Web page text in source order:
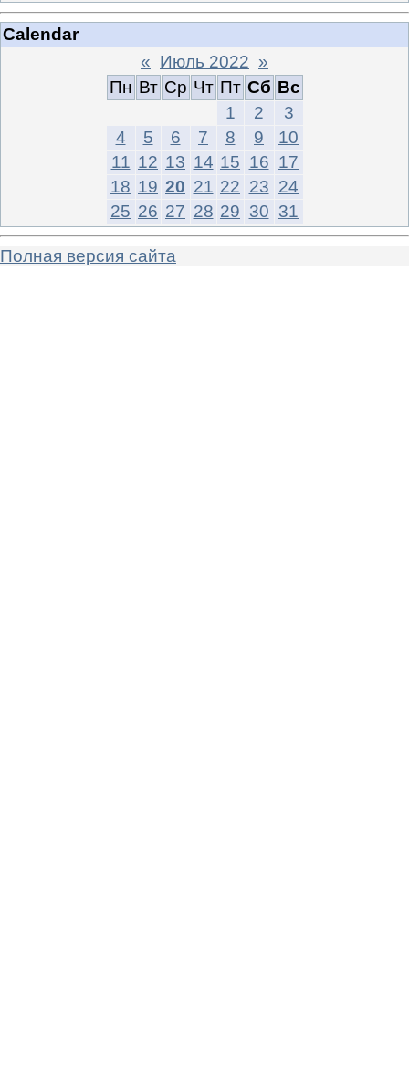
Calendar
« Июль 2022 »
Пн Вт Ср Чт Пт Сб Вс
1
2
3
4
5 6 7 8 9
10
11 12 13 14 15 16 17
18 19 20 21 22 23 24
25 26 27 28 29 30 31
Полная версия сайта